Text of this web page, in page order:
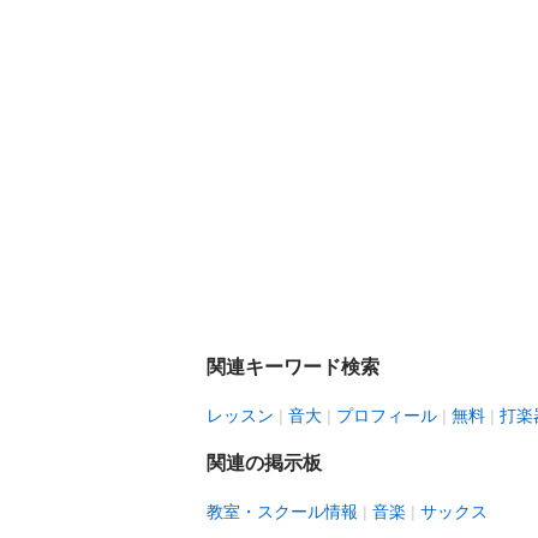
関連キーワード検索
レッスン 音大 プロフィール 無料 打楽
関連の掲示板
教室・スクール情報 音楽 サックス